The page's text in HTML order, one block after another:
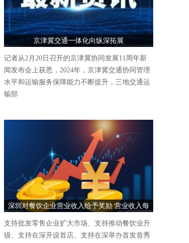
京津冀交通一体化向纵深拓展
记者从2月20日召开的京津冀协同发展11周年新
闻发布会上获悉，2024年，京津冀交通协同管理
水平和运输服务保障能力不断提升，三地交通运
输部
深圳对餐饮企业营业收入给予奖励 营业收入每
1000万元奖励5万元
支持批发零售企业扩大市场、支持推动餐饮业升
级、支持在深开设首店、支持在深举办首发首秀